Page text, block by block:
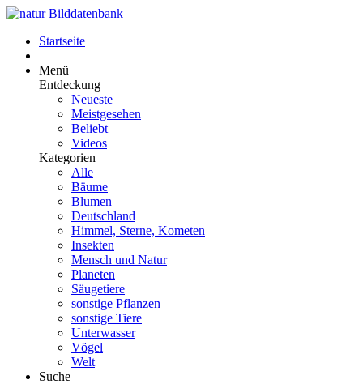
Startseite
Menü
Entdeckung
Neueste
Meistgesehen
Beliebt
Videos
Kategorien
Alle
Bäume
Blumen
Deutschland
Himmel, Sterne, Kometen
Insekten
Mensch und Natur
Planeten
Säugetiere
sonstige Pflanzen
sonstige Tiere
Unterwasser
Vögel
Welt
Suche